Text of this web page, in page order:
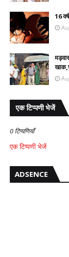
16
एक टिप्पणी भेजें
0 टिप्पणियाँ
एक टिप्पणी भेजें
ADSENCE